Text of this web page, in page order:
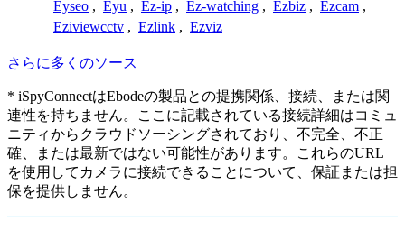
Eyseo , Eyu , Ez-ip , Ez-watching , Ezbiz , Ezcam ,
Eziviewcctv , Ezlink , Ezviz
さらに多くのソース
* iSpyConnectはEbodeの製品との提携関係、接続、または関
連性を持ちません。ここに記載されている接続詳細はコミュ
ニティからクラウドソーシングされており、不完全、不正
確、または最新ではない可能性があります。これらのURL
を使用してカメラに接続できることについて、保証または担
保を提供しません。